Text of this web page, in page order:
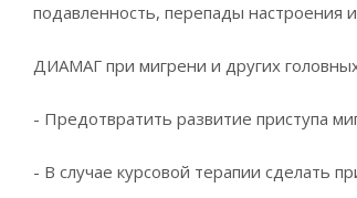
подавленность, перепады настроения
ДИАМАГ при мигрени и других
- Предотвратить развитие приступа
- В случае курсовой терапии сделать